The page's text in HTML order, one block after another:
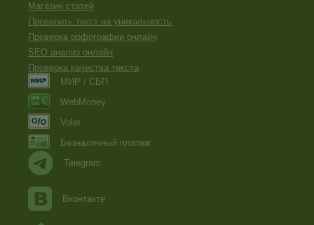
Магазин статей
Проверить текст на уникальность
Проверка орфографии онлайн
SEO анализ онлайн
Проверка качества текста
МИР / СБП
WebMoney
Volet
Безналичный платеж
Telegram
Вконтакте